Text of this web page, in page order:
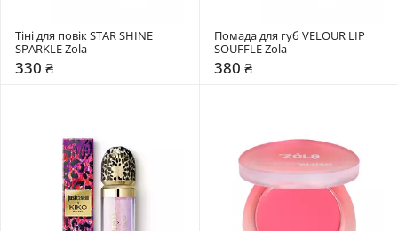
Тіні для повік STAR SHINE
SPARKLE Zola
330 ₴
Помада для губ VELOUR LIP
SOUFFLE Zola
380 ₴